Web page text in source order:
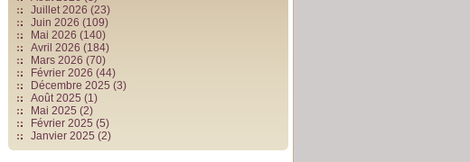
Juillet 2026 (23)
Juin 2026 (109)
Mai 2026 (140)
Avril 2026 (184)
Mars 2026 (70)
Février 2026 (44)
Décembre 2025 (3)
Août 2025 (1)
Mai 2025 (2)
Février 2025 (5)
Janvier 2025 (2)